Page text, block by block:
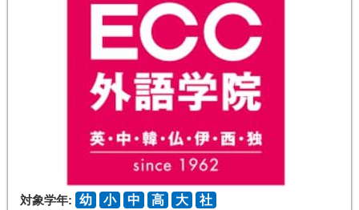
対象学年: 幼 小 中 高 大
社